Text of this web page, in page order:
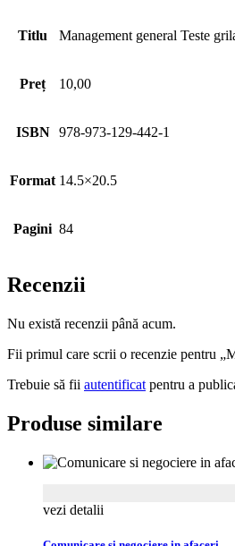
Titlu Management general Teste
Preț 10,00
ISBN 978-973-129-442-1
Format 14.5×20.5
Pagini 84
Recenzii
Nu există recenzii până acum.
Fii primul care scrii o recenzie pentru
Trebuie să fii autentificat pentru a
Produse similare
vezi detalii